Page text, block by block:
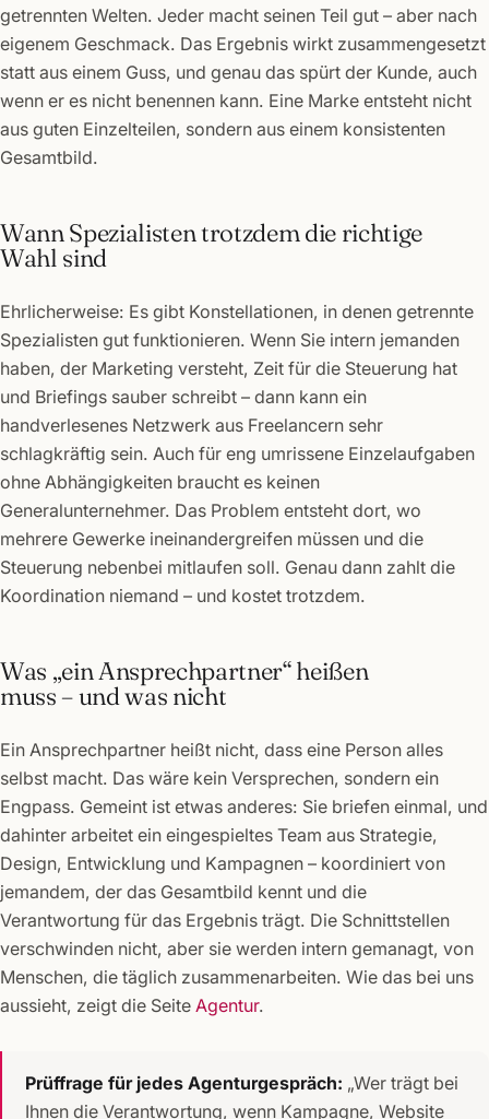
getrennten Welten. Jeder macht seinen Teil gut – aber nach
eigenem Geschmack. Das Ergebnis wirkt zusammengesetzt
statt aus einem Guss, und genau das spürt der Kunde, auch
wenn er es nicht benennen kann. Eine Marke entsteht nicht
aus guten Einzelteilen, sondern aus einem konsistenten
Gesamtbild.
Wann Spezialisten trotzdem die richtige
Wahl sind
Ehrlicherweise: Es gibt Konstellationen, in denen getrennte
Spezialisten gut funktionieren. Wenn Sie intern jemanden
haben, der Marketing versteht, Zeit für die Steuerung hat
und Briefings sauber schreibt – dann kann ein
handverlesenes Netzwerk aus Freelancern sehr
schlagkräftig sein. Auch für eng umrissene Einzelaufgaben
ohne Abhängigkeiten braucht es keinen
Generalunternehmer. Das Problem entsteht dort, wo
mehrere Gewerke ineinandergreifen müssen und die
Steuerung nebenbei mitlaufen soll. Genau dann zahlt die
Koordination niemand – und kostet trotzdem.
Was „ein Ansprechpartner“ heißen
muss – und was nicht
Ein Ansprechpartner heißt nicht, dass eine Person alles
selbst macht. Das wäre kein Versprechen, sondern ein
Engpass. Gemeint ist etwas anderes: Sie briefen einmal, und
dahinter arbeitet ein eingespieltes Team aus Strategie,
Design, Entwicklung und Kampagnen – koordiniert von
jemandem, der das Gesamtbild kennt und die
Verantwortung für das Ergebnis trägt. Die Schnittstellen
verschwinden nicht, aber sie werden intern gemanagt, von
Menschen, die täglich zusammenarbeiten. Wie das bei uns
aussieht, zeigt die Seite Agentur.
Prüffrage für jedes Agenturgespräch: „Wer trägt bei
Ihnen die Verantwortung, wenn Kampagne, Website